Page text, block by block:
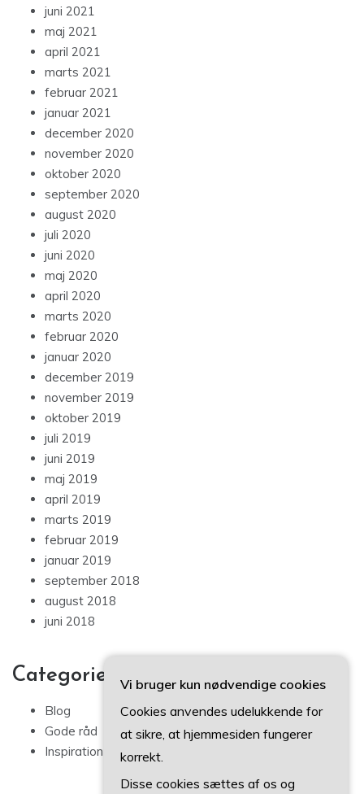
juni 2021
maj 2021
april 2021
marts 2021
februar 2021
januar 2021
december 2020
november 2020
oktober 2020
september 2020
august 2020
juli 2020
juni 2020
maj 2020
april 2020
marts 2020
februar 2020
januar 2020
december 2019
november 2019
oktober 2019
juli 2019
juni 2019
maj 2019
april 2019
marts 2019
februar 2019
januar 2019
september 2018
august 2018
juni 2018
Categories
Blog
Gode råd
Inspiration
Vi bruger kun nødvendige cookies
Cookies anvendes udelukkende for
at sikre, at hjemmesiden fungerer
korrekt.
Disse cookies sættes af os og